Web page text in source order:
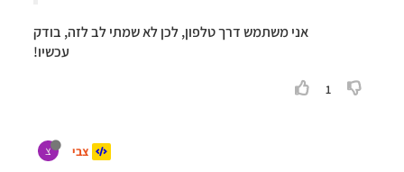
אני משתמש דרך טלפון, לכן לא שמתי לב לזה, בודק
עכשיו!
1
צ צבי